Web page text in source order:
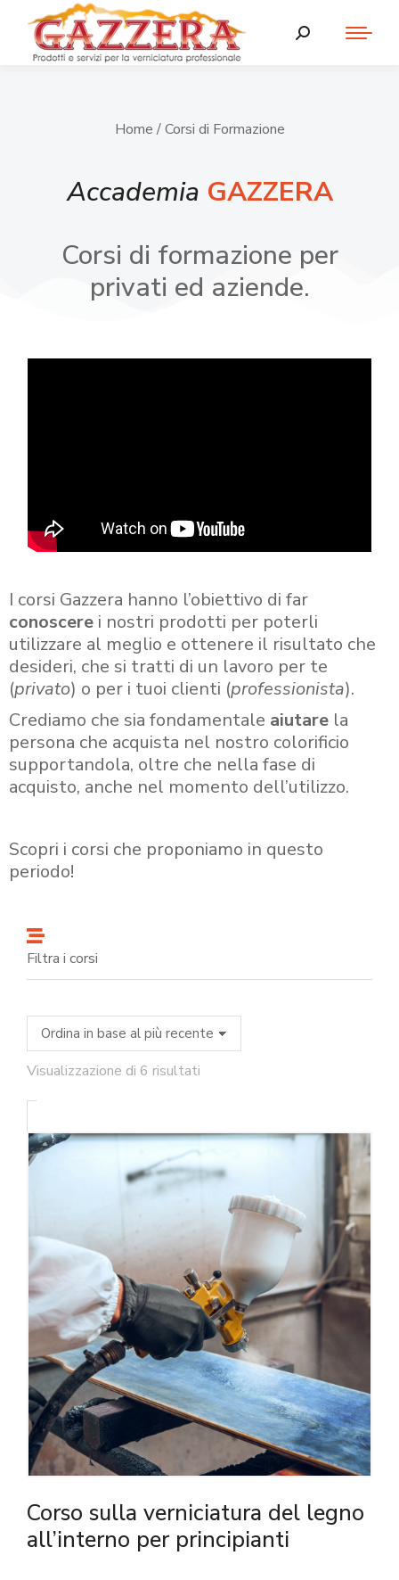
Home / Corsi di Formazione
Accademia GAZZERA
Corsi di formazione per
privati ed aziende.
I corsi Gazzera hanno l’obiettivo di far
conoscere i nostri prodotti per poterli
utilizzare al meglio e ottenere il risultato che
desideri, che si tratti di un lavoro per te
(privato) o per i tuoi clienti (professionista).
Crediamo che sia fondamentale aiutare la
persona che acquista nel nostro colorificio
supportandola, oltre che nella fase di
acquisto, anche nel momento dell’utilizzo.
Scopri i corsi che proponiamo in questo
periodo!
Filtra i corsi
Visualizzazione di 6 risultati
Corso sulla verniciatura del legno
all’interno per principianti